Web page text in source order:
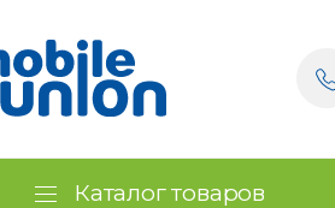
Каталог товаров